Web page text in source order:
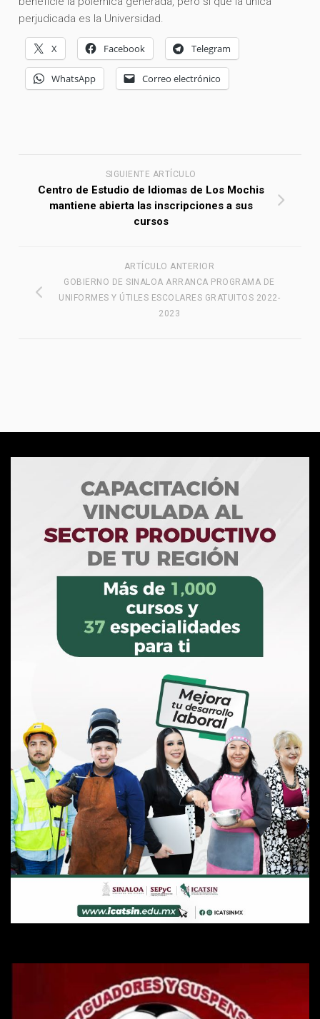
perjudicada es la Universidad.
X Facebook Telegram
WhatsApp Correo electrónico
SIGUIENTE ARTÍCULO
Centro de Estudio de Idiomas de Los Mochis
mantiene abierta las inscripciones a sus
cursos
ARTÍCULO ANTERIOR
GOBIERNO DE SINALOA ARRANCA PROGRAMA DE
UNIFORMES Y ÚTILES ESCOLARES GRATUITOS 2022-
2023